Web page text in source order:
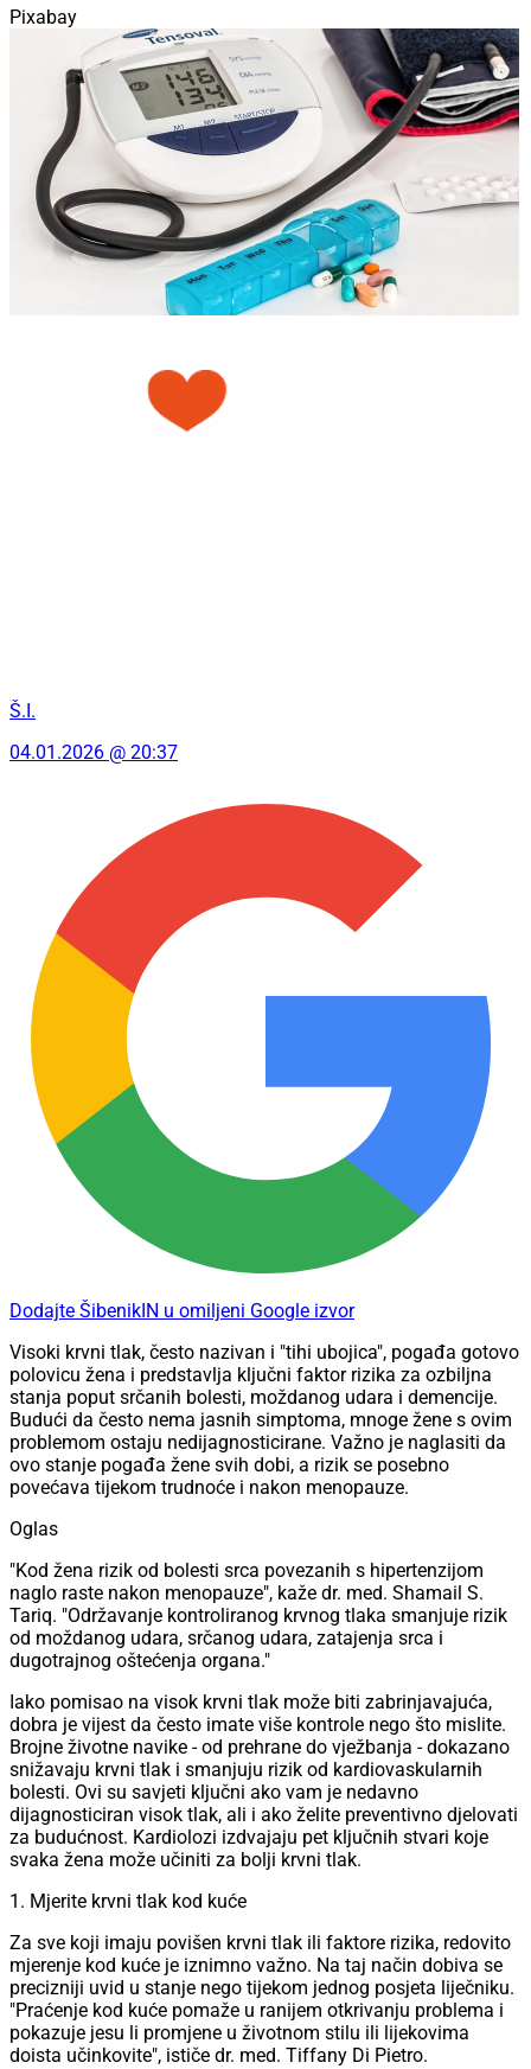
Pixabay
Š.I.
04.01.2026 @ 20:37
Dodajte ŠibenikIN u omiljeni Google izvor
Visoki krvni tlak, često nazivan i "tihi ubojica", pogađa gotovo
polovicu žena i predstavlja ključni faktor rizika za ozbiljna
stanja poput srčanih bolesti, moždanog udara i demencije.
Budući da često nema jasnih simptoma, mnoge žene s ovim
problemom ostaju nedijagnosticirane. Važno je naglasiti da
ovo stanje pogađa žene svih dobi, a rizik se posebno
povećava tijekom trudnoće i nakon menopauze.
Oglas
"Kod žena rizik od bolesti srca povezanih s hipertenzijom
naglo raste nakon menopauze", kaže dr. med. Shamail S.
Tariq. "Održavanje kontroliranog krvnog tlaka smanjuje rizik
od moždanog udara, srčanog udara, zatajenja srca i
dugotrajnog oštećenja organa."
Iako pomisao na visok krvni tlak može biti zabrinjavajuća,
dobra je vijest da često imate više kontrole nego što mislite.
Brojne životne navike - od prehrane do vježbanja - dokazano
snižavaju krvni tlak i smanjuju rizik od kardiovaskularnih
bolesti. Ovi su savjeti ključni ako vam je nedavno
dijagnosticiran visok tlak, ali i ako želite preventivno djelovati
za budućnost. Kardiolozi izdvajaju pet ključnih stvari koje
svaka žena može učiniti za bolji krvni tlak.
1. Mjerite krvni tlak kod kuće
Za sve koji imaju povišen krvni tlak ili faktore rizika, redovito
mjerenje kod kuće je iznimno važno. Na taj način dobiva se
precizniji uvid u stanje nego tijekom jednog posjeta liječniku.
"Praćenje kod kuće pomaže u ranijem otkrivanju problema i
pokazuje jesu li promjene u životnom stilu ili lijekovima
doista učinkovite", ističe dr. med. Tiffany Di Pietro.